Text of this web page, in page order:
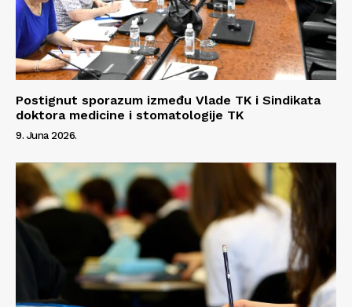
Postignut sporazum između Vlade TK i Sindikata
doktora medicine i stomatologije TK
9. Juna 2026.